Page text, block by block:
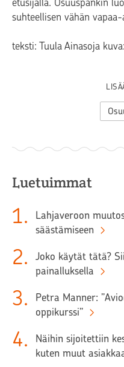
suhteellisen vähän vapaa-
teksti: Tuula Ainasoja
Luetuimmat
1.
Lahjaveroon
säästämiseen
2.
Joko käytät tätä?
painalluksella
3.
Petra Manner:
oppikurssi”
4.
Näihin sijoitettiin
kuten muut